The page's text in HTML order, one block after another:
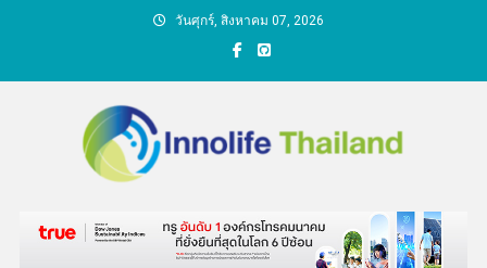
วันศุกร์, สิงหาคม 07, 2026
คนกับความคิด ชีวิตกับ
นวัตกรรม